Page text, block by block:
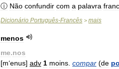
ⓘ Não confundir com a palavra
Dicionário Português-Francês > mais
menos
me.nos
[m‘enus] adv 1 moins compar (de